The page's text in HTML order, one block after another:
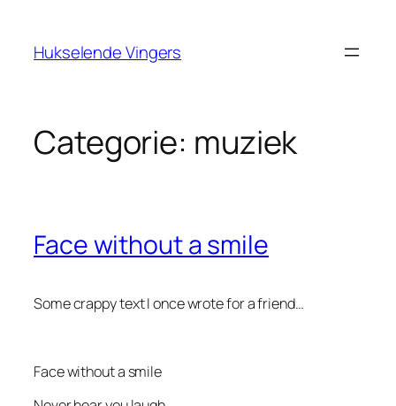
Hukselende Vingers
Categorie: muziek
Face without a smile
Some crappy text I once wrote for a friend…
Face without a smile